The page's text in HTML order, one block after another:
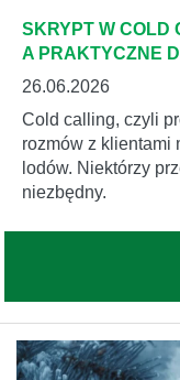
SKRYPT W COLD
A PRAKTYCZNE
26.06.2026
Cold calling, czyli
rozmów z klientami
lodów. Niektórzy
niezbędny.